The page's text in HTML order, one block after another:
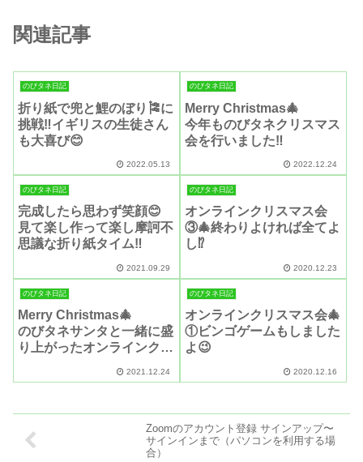
関連記事
のびタネ日記
折り紙で兜と鯉のぼり🎏に
挑戦‼️イギリスの生徒さん
も大喜び😊
2022.05.13
のびタネ日記
Merry Christmas🎄
今年ものびタネクリスマス
会を行いました‼️
2022.12.24
のびタネ日記
完成したら思わず笑顔😊
見て楽し作って楽し摩訶不
思議な折り紙タイム‼️
2021.09.29
のびタネ日記
オンラインクリスマス会
③🎄終わりよければ全てよ
し⁉️
2020.12.23
のびタネ日記
Merry Christmas🎄
のびタネサンタと一緒に盛
り上がったオンラインクリ
2021.12.24
のびタネ日記
オンラインクリスマス会🎄
①ビンゴゲームもしました
よ😉
2020.12.16
Zoomのアカウント登録 サインアップ〜
サインインまで（パソコンを利用する場
合）